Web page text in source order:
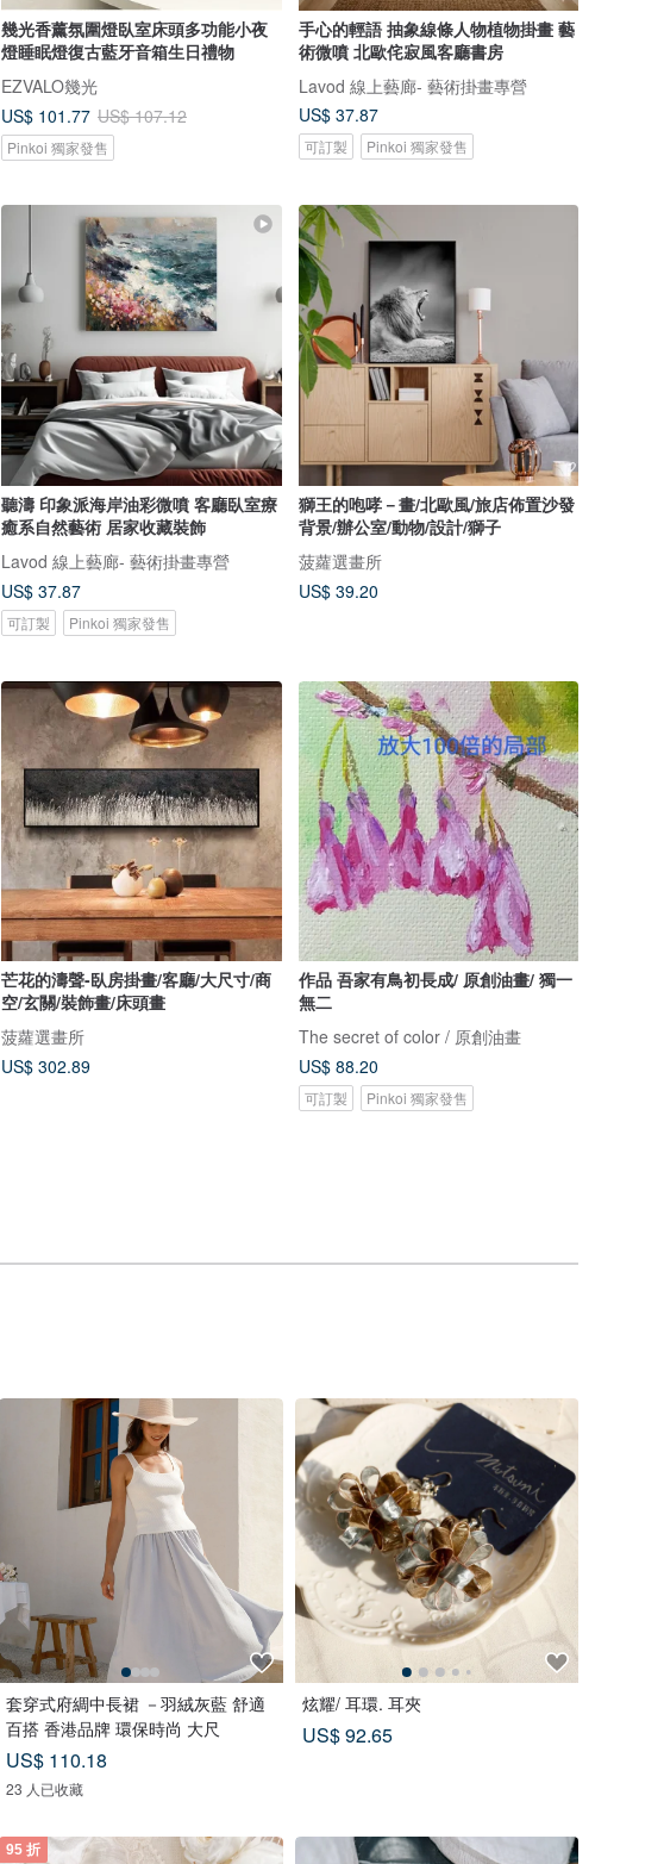
幾光香薰氛圍燈臥室床頭多功能小夜
燈睡眠燈復古藍牙音箱生日禮物
EZVALO幾光
US$ 101.77 US$ 107.12
Pinkoi 獨家發售
手心的輕語 抽象線條人物植物掛畫 藝
術微噴 北歐侘寂風客廳書房
Lavod 線上藝廊- 藝術掛畫專營
US$ 37.87
可訂製 Pinkoi 獨家發售
聽濤 印象派海岸油彩微噴 客廳臥室療
癒系自然藝術 居家收藏裝飾
Lavod 線上藝廊- 藝術掛畫專營
US$ 37.87
可訂製 Pinkoi 獨家發售
獅王的咆哮－畫/北歐風/旅店佈置沙發
背景/辦公室/動物/設計/獅子
菠蘿選畫所
US$ 39.20
芒花的濤聲-臥房掛畫/客廳/大尺寸/商
空/玄關/裝飾畫/床頭畫
菠蘿選畫所
US$ 302.89
作品 吾家有鳥初長成/ 原創油畫/ 獨一
無二
The secret of color / 原創油畫
US$ 88.20
可訂製 Pinkoi 獨家發售
套穿式府綢中長裙 －羽絨灰藍 舒適
百搭 香港品牌 環保時尚 大尺
US$ 110.18
23 人已收藏
炫耀/ 耳環. 耳夾
US$ 92.65
95 折